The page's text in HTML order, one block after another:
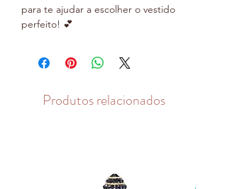
para te ajudar a escolher o vestido
perfeito! 💕
Produtos relacionados